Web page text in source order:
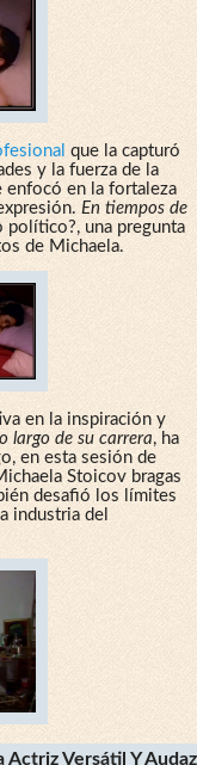
que la capturó
y la fuerza de la
enfocó en la fortaleza
En tiempos de
político?, una pregunta
de Michaela.
en la inspiración y
largo de su carrera, ha
en esta sesión de
Stoicov bragas
desafió los límites
industria del
Versátil Y Audaz